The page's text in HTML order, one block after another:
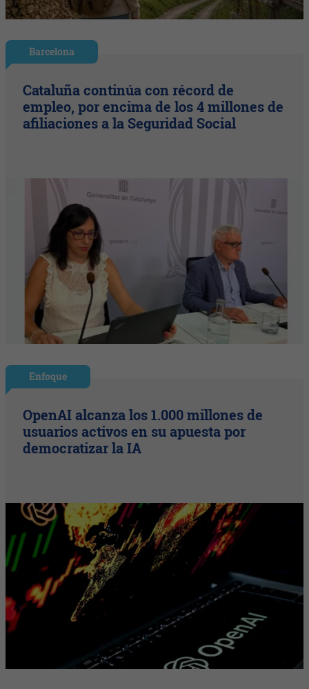
Barcelona
Cataluña continúa con récord de
empleo, por encima de los 4 millones de
afiliaciones a la Seguridad Social
Enfoque
OpenAI alcanza los 1.000 millones de
usuarios activos en su apuesta por
democratizar la IA